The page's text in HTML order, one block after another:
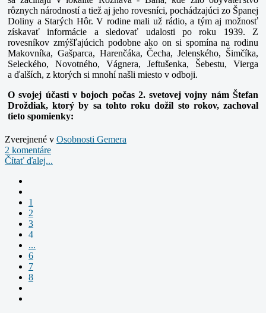
rôznych národností a tiež aj jeho rovesníci, pochádzajúci zo Španej
Doliny a Starých Hôr. V rodine mali už rádio, a tým aj možnosť
získavať informácie a sledovať udalosti po roku 1939. Z
rovesníkov zmýšľajúcich podobne ako on si spomína na rodinu
Makovníka, Gašparca, Harenčáka, Čecha, Jelenského, Šimčíka,
Seleckého, Novotného, Vágnera, Jeftušenka, Šebestu, Vierga
a ďalších, z ktorých si mnohí našli miesto v odboji.
O svojej účasti v bojoch počas 2. svetovej vojny nám Štefan
Droždiak, ktorý by sa tohto roku dožil sto rokov, zachoval
tieto spomienky:
Zverejnené v Osobnosti Gemera
2 komentáre
Čítať ďalej...
1
2
3
4
...
6
7
8